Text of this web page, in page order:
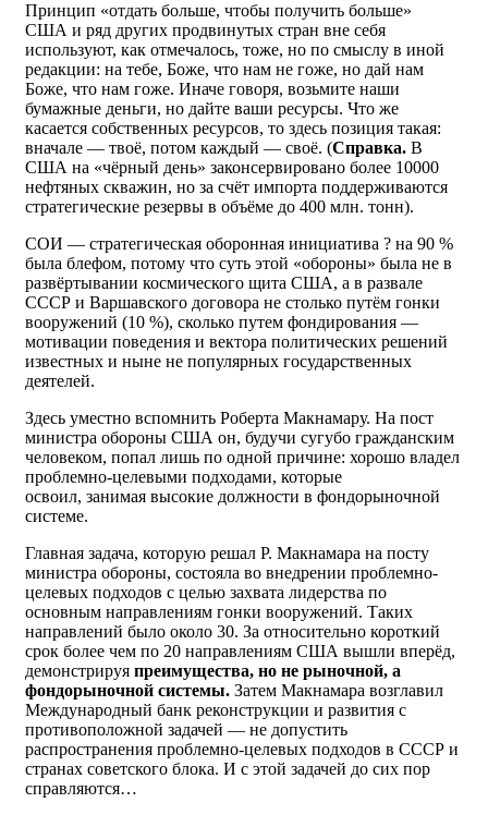
Принцип «отдать больше, чтобы получить больше»
США и ряд других продвинутых стран вне себя
используют, как отмечалось, тоже, но по смыслу в иной
редакции: на тебе, Боже, что нам не гоже, но дай нам
Боже, что нам гоже. Иначе говоря, возьмите наши
бумажные деньги, но дайте ваши ресурсы. Что же
касается собственных ресурсов, то здесь позиция такая:
вначале — твоё, потом каждый — своё. (Справка. В
США на «чёрный день» законсервировано более 10000
нефтяных скважин, но за счёт импорта поддерживаются
стратегические резервы в объёме до 400 млн. тонн).
СОИ — стратегическая оборонная инициатива ? на 90 %
была блефом, потому что суть этой «обороны» была не в
развёртывании космического щита США, а в развале
СССР и Варшавского договора не столько путём гонки
вооружений (10 %), сколько путем фондирования —
мотивации поведения и вектора политических решений
известных и ныне не популярных государственных
деятелей.
Здесь уместно вспомнить Роберта Макнамару. На пост
министра обороны США он, будучи сугубо гражданским
человеком, попал лишь по одной причине: хорошо владел
проблемно-целевыми подходами, которые
освоил, занимая высокие должности в фондорыночной
системе.
Главная задача, которую решал Р. Макнамара на посту
министра обороны, состояла во внедрении проблемно-
целевых подходов с целью захвата лидерства по
основным направлениям гонки вооружений. Таких
направлений было около 30. За относительно короткий
срок более чем по 20 направлениям США вышли вперёд,
демонстрируя преимущества, но не рыночной, а
фондорыночной системы. Затем Макнамара возглавил
Международный банк реконструкции и развития с
противоположной задачей — не допустить
распространения проблемно-целевых подходов в СССР и
странах советского блока. И с этой задачей до сих пор
справляются…